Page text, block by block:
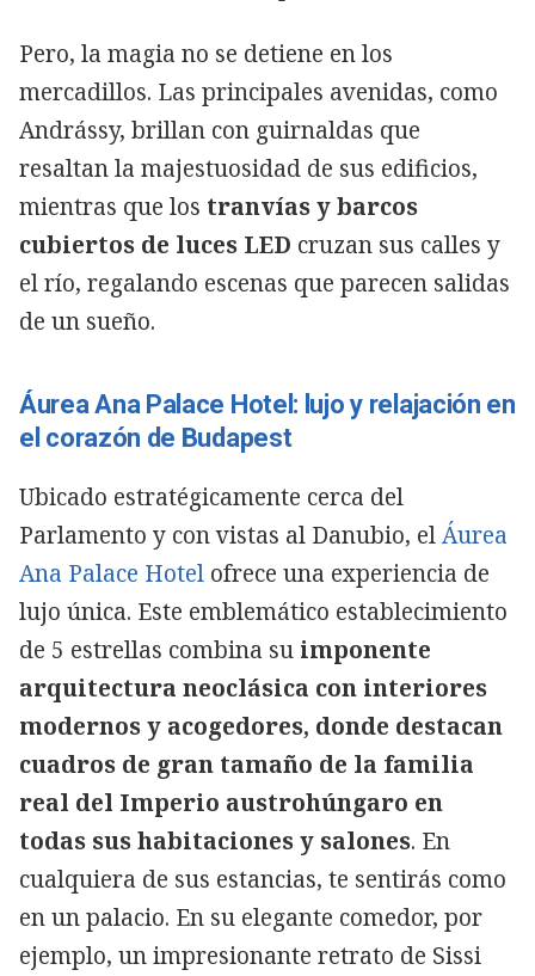
Pero, la magia no se detiene en los
mercadillos. Las principales avenidas, como
Andrássy, brillan con guirnaldas que
resaltan la majestuosidad de sus edificios,
mientras que los tranvías y barcos
cubiertos de luces LED cruzan sus calles y
el río, regalando escenas que parecen salidas
de un sueño.
Áurea Ana Palace Hotel: lujo y relajación en
el corazón de Budapest
Ubicado estratégicamente cerca del
Parlamento y con vistas al Danubio, elÁurea
Ana Palace Hotel ofrece una experiencia de
lujo única. Este emblemático establecimiento
de 5 estrellas combina su imponente
arquitectura neoclásica con interiores
modernos y acogedores, donde destacan
cuadros de gran tamaño de la familia
real del Imperio austrohúngaro en
todas sus habitaciones y salones. En
cualquiera de sus estancias, te sentirás como
en un palacio. En su elegante comedor, por
ejemplo, un impresionante retrato de Sissi